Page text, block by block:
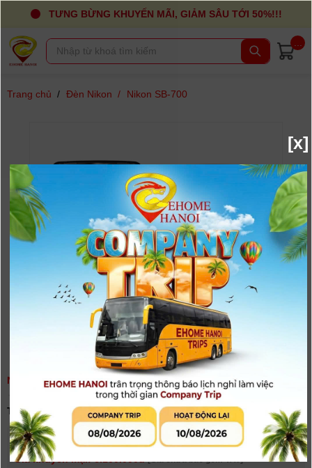
TƯNG BỪNG KHUYẾN MÃI, GIẢM SÂU TỚI 50%!!!
Trang chủ / Đèn Nikon / Nikon SB-700
NIKON SB-700
người đánh giá)
Tình trạng:
Hết hàng
Giá niêm yết:
7.200.000 VNĐ
Giá khuyến mại: 6.100.000đ [Giá chưa bao gồm VAT]
[x]